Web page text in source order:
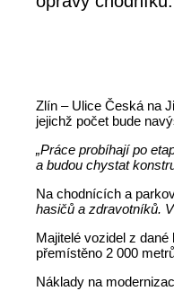
Zlín – Ulice Česká na
jejichž počet bude
„Práce probíhají po
a budou chystat
Na chodnících a
hasičů a zdravotníků.
Majitelé vozidel z
přemístěno 2 000
Náklady na